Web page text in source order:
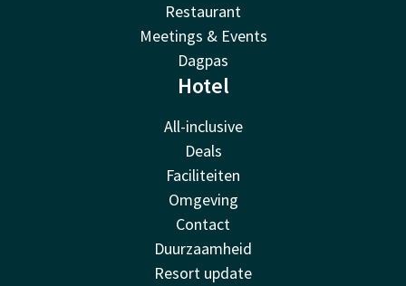
Restaurant
Meetings & Events
Dagpas
Hotel
All-inclusive
Deals
Faciliteiten
Omgeving
Contact
Duurzaamheid
Resort update